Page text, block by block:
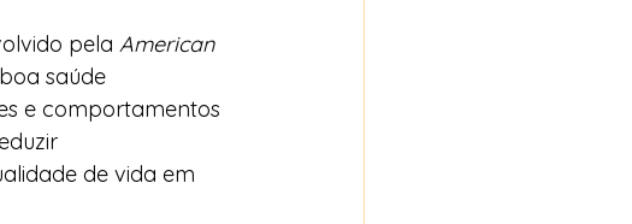
pela American
saúde
e comportamentos
de vida em